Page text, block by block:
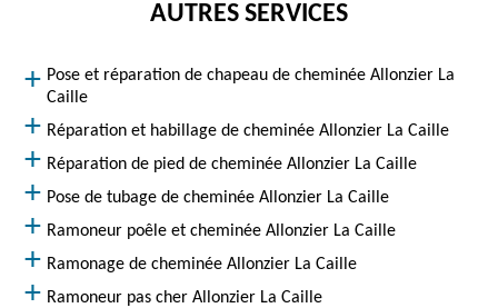
AUTRES SERVICES
Pose et réparation de chapeau de cheminée Allonzier La
Caille
Réparation et habillage de cheminée Allonzier La Caille
Réparation de pied de cheminée Allonzier La Caille
Pose de tubage de cheminée Allonzier La Caille
Ramoneur poêle et cheminée Allonzier La Caille
Ramonage de cheminée Allonzier La Caille
Ramoneur pas cher Allonzier La Caille